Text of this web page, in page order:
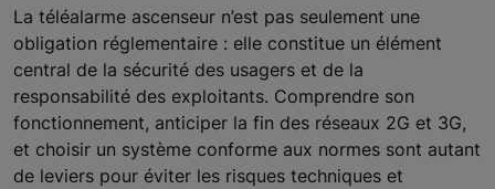
La téléalarme ascenseur n’est pas seulement une
obligation réglementaire : elle constitue un élément
central de la sécurité des usagers et de la
responsabilité des exploitants. Comprendre son
fonctionnement, anticiper la fin des réseaux 2G et 3G,
et choisir un système conforme aux normes sont autant
de leviers pour éviter les risques techniques et